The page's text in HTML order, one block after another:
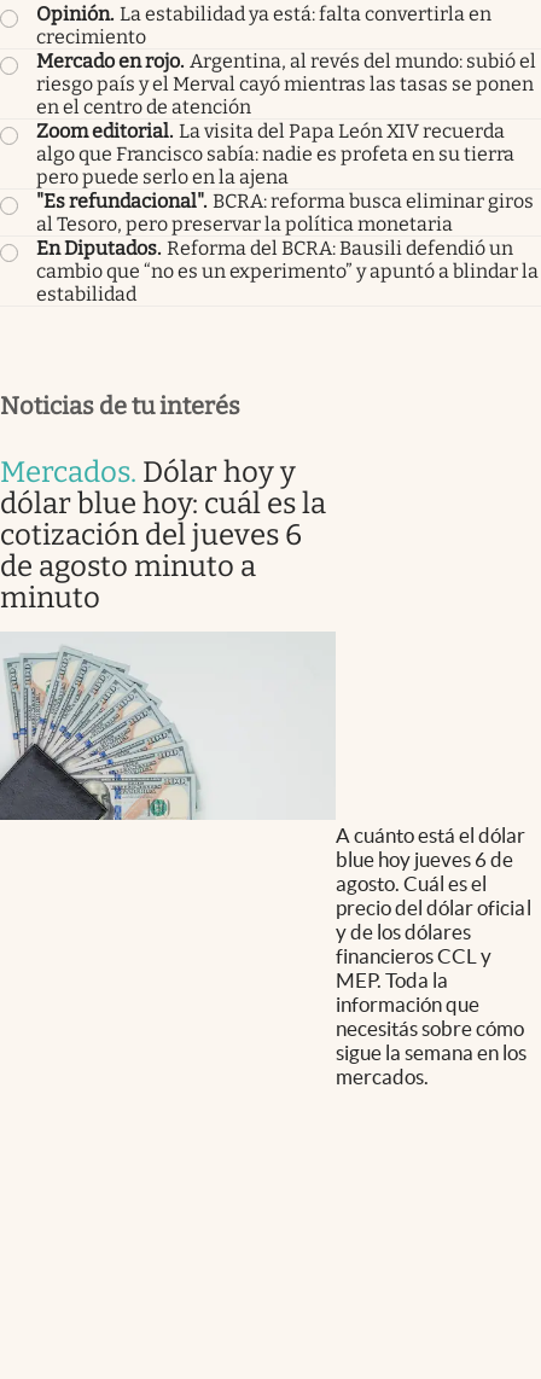
Opinión. La estabilidad ya está: falta convertirla en
crecimiento
Mercado en rojo. Argentina, al revés del mundo: subió el
riesgo país y el Merval cayó mientras las tasas se ponen
en el centro de atención
Zoom editorial. La visita del Papa León XIV recuerda
algo que Francisco sabía: nadie es profeta en su tierra
pero puede serlo en la ajena
"Es refundacional". BCRA: reforma busca eliminar giros
al Tesoro, pero preservar la política monetaria
En Diputados. Reforma del BCRA: Bausili defendió un
cambio que “no es un experimento” y apuntó a blindar la
estabilidad
Noticias de tu interés
Mercados. Dólar hoy y
dólar blue hoy: cuál es la
cotización del jueves 6
de agosto minuto a
minuto
A cuánto está el dólar
blue hoy jueves 6 de
agosto. Cuál es el
precio del dólar oficial
y de los dólares
financieros CCL y
MEP. Toda la
información que
necesitás sobre cómo
sigue la semana en los
mercados.